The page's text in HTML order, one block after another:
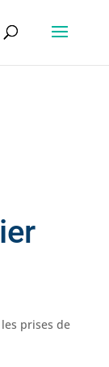
les prises de